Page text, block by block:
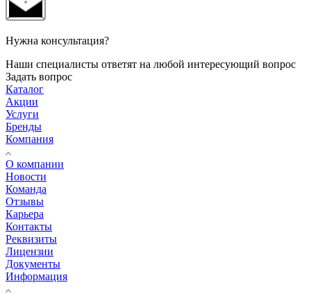
Нужна консультация?
Наши специалисты ответят на любой интересующий вопрос
Задать вопрос
Каталог
Акции
Услуги
Бренды
Компания
О компании
Новости
Команда
Отзывы
Карьера
Контакты
Реквизиты
Лицензии
Документы
Информация